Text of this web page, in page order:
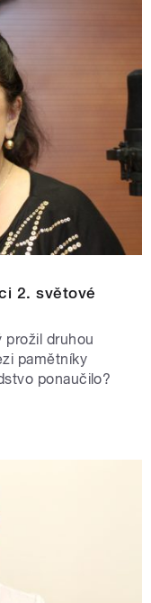
2. světové
prožil druhou
pamětníky
ponaučilo?